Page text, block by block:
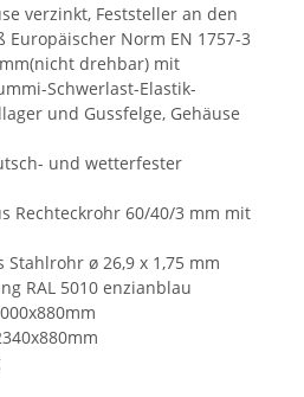
verzinkt, Feststeller an den
Europäischer Norm EN 1757-3
drehbar) mit
Schwerlast-Elastik-
und Gussfelge, Gehäuse
und wetterfester
Rechteckrohr 60/40/3 mm mit
Stahlrohr ø 26,9 x 1,75 mm
RAL 5010 enzianblau